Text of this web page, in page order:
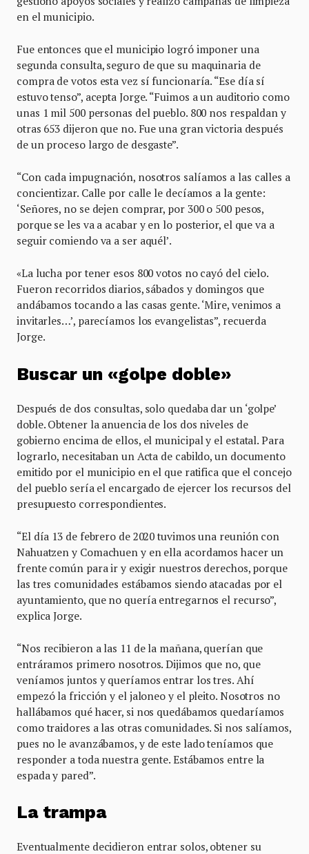
en el municipio.
Fue entonces que el municipio logró imponer una
segunda consulta, seguro de que su maquinaria de
compra de votos esta vez sí funcionaría. “Ese día sí
estuvo tenso”, acepta Jorge. “Fuimos a un auditorio como
unas 1 mil 500 personas del pueblo. 800 nos respaldan y
otras 653 dijeron que no. Fue una gran victoria después
de un proceso largo de desgaste”.
“Con cada impugnación, nosotros salíamos a las calles a
concientizar. Calle por calle le decíamos a la gente:
‘Señores, no se dejen comprar, por 300 o 500 pesos,
porque se les va a acabar y en lo posterior, el que va a
seguir comiendo va a ser aquél’.
«La lucha por tener esos 800 votos no cayó del cielo.
Fueron recorridos diarios, sábados y domingos que
andábamos tocando a las casas gente. ‘Mire, venimos a
invitarles…’, parecíamos los evangelistas”, recuerda
Jorge.
Buscar un «golpe doble»
Después de dos consultas, solo quedaba dar un ‘golpe’
doble. Obtener la anuencia de los dos niveles de
gobierno encima de ellos, el municipal y el estatal. Para
lograrlo, necesitaban un Acta de cabildo, un documento
emitido por el municipio en el que ratifica que el concejo
del pueblo sería el encargado de ejercer los recursos del
presupuesto correspondientes.
“El día 13 de febrero de 2020 tuvimos una reunión con
Nahuatzen y Comachuen y en ella acordamos hacer un
frente común para ir y exigir nuestros derechos, porque
las tres comunidades estábamos siendo atacadas por el
ayuntamiento, que no quería entregarnos el recurso”,
explica Jorge.
“Nos recibieron a las 11 de la mañana, querían que
entráramos primero nosotros. Dijimos que no, que
veníamos juntos y queríamos entrar los tres. Ahí
empezó la fricción y el jaloneo y el pleito. Nosotros no
hallábamos qué hacer, si nos quedábamos quedaríamos
como traidores a las otras comunidades. Si nos salíamos,
pues no le avanzábamos, y de este lado teníamos que
responder a toda nuestra gente. Estábamos entre la
espada y pared”.
La trampa
Eventualmente decidieron entrar solos, obtener su